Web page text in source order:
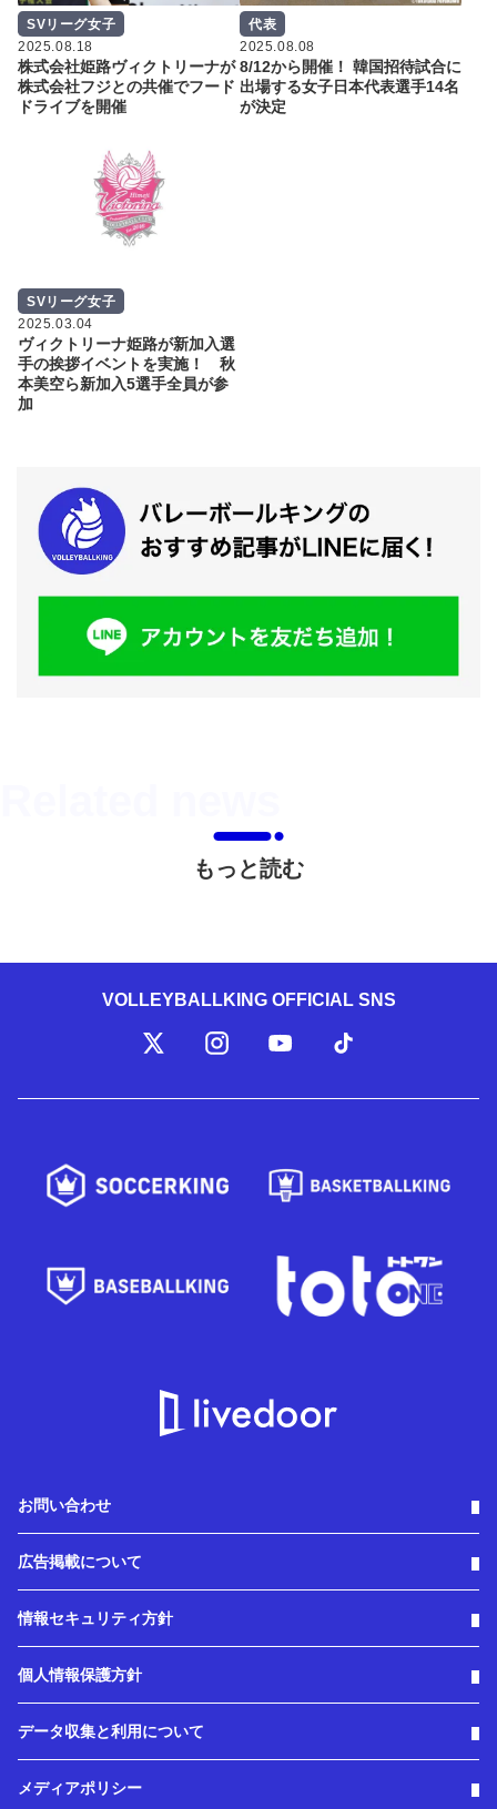
SVリーグ女子
2025.08.18
株式会社姫路ヴィクトリーナが
株式会社フジとの共催でフード
ドライブを開催
代表
2025.08.08
8/12から開催！ 韓国招待試合に
出場する女子日本代表選手14名
が決定
SVリーグ女子
2025.03.04
ヴィクトリーナ姫路が新加入選
手の挨拶イベントを実施！ 秋
本美空ら新加入5選手全員が参
加
もっと読む
VOLLEYBALLKING OFFICIAL SNS
お問い合わせ
広告掲載について
情報セキュリティ方針
個人情報保護方針
データ収集と利用について
メディアポリシー